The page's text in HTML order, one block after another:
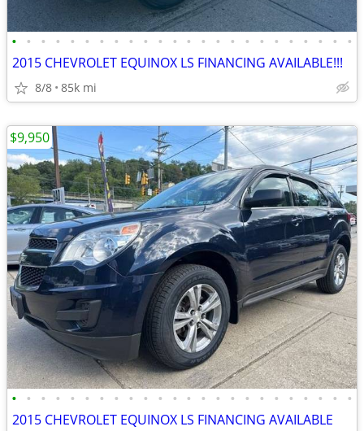
• • • • • • • • • • • • • • • • • • • • • • • •
2015 CHEVROLET EQUINOX LS FINANCING AVAILABLE!!!
8/8 85k mi
• • • • • • • • • • • • • • • • • • • • • • • •
2015 CHEVROLET EQUINOX LS FINANCING AVAILABLE
$9,950